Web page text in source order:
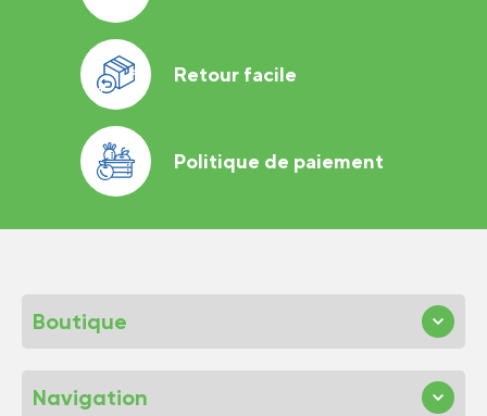
Retour facile
Politique de paiement
Boutique
Navigation